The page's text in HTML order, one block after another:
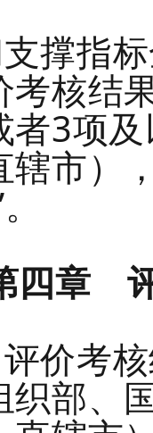
撑指
核结
者3项
辖市）
四章
考核
织部、